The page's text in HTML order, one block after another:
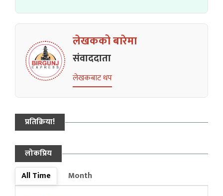
लेखकको बारेमा
संवाददाता
लेखकबाट थप
प्रतिक्रिया!
लोकप्रिय
All Time
Month